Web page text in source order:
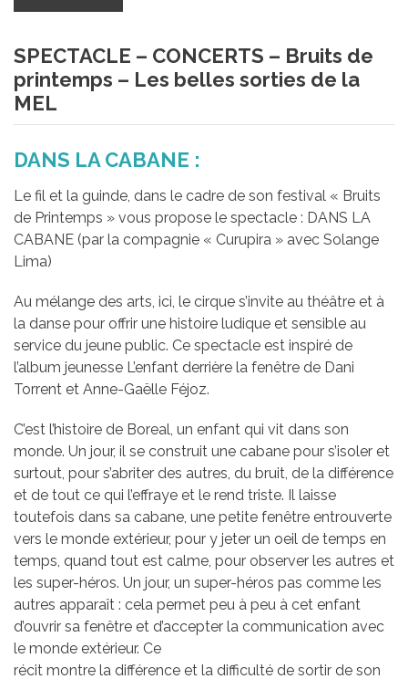
SPECTACLE – CONCERTS – Bruits de
printemps – Les belles sorties de la
MEL
DANS LA CABANE :
Le fil et la guinde, dans le cadre de son festival « Bruits
de Printemps » vous propose le spectacle : DANS LA
CABANE (par la compagnie « Curupira » avec Solange
Lima)
Au mélange des arts, ici, le cirque s’invite au théâtre et à
la danse pour offrir une histoire ludique et sensible au
service du jeune public. Ce spectacle est inspiré de
l’album jeunesse L’enfant derrière la fenêtre de Dani
Torrent et Anne-Gaëlle Féjoz.
C’est l’histoire de Boreal, un enfant qui vit dans son
monde. Un jour, il se construit une cabane pour s’isoler et
surtout, pour s’abriter des autres, du bruit, de la différence
et de tout ce qui l’effraye et le rend triste. Il laisse
toutefois dans sa cabane, une petite fenêtre entrouverte
vers le monde extérieur, pour y jeter un oeil de temps en
temps, quand tout est calme, pour observer les autres et
les super-héros. Un jour, un super-héros pas comme les
autres apparaît : cela permet peu à peu à cet enfant
d’ouvrir sa fenêtre et d’accepter la communication avec
le monde extérieur. Ce
récit montre la différence et la difficulté de sortir de son